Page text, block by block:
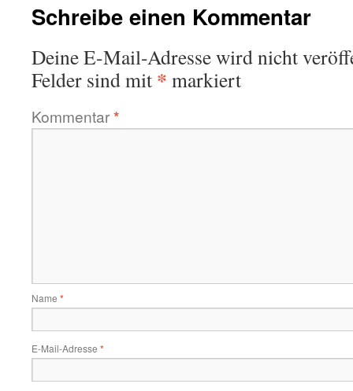
Schreibe einen Kommentar
Deine E-Mail-Adresse wird nicht
Felder sind mit * markiert
Kommentar*
Name *
E-Mail-Adresse *